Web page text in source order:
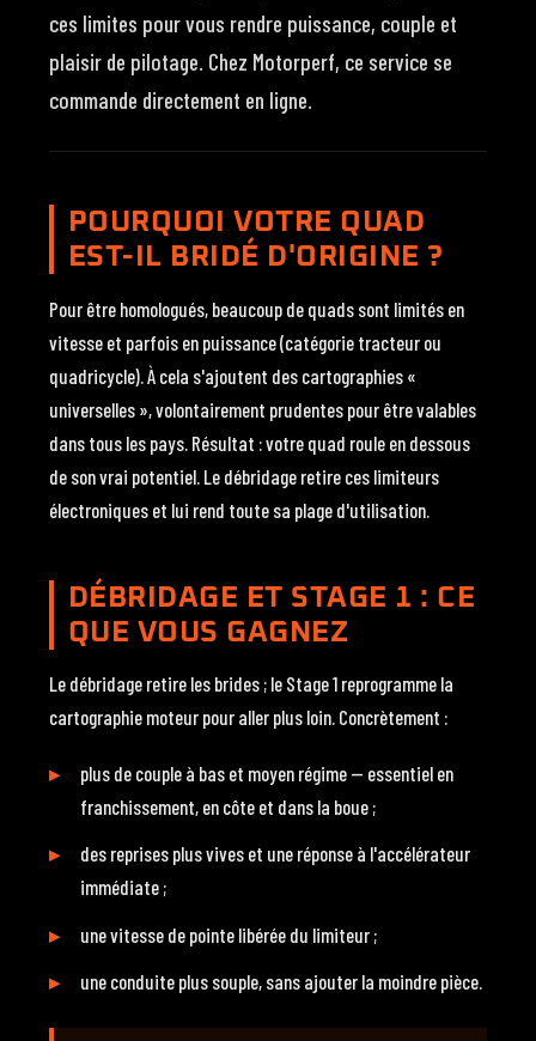
ces limites pour vous rendre puissance, couple et
plaisir de pilotage. Chez Motorperf, ce service se
commande directement en ligne.
POURQUOI VOTRE QUAD
EST-IL BRIDÉ D'ORIGINE ?
Pour être homologués, beaucoup de quads sont limités en
vitesse et parfois en puissance (catégorie tracteur ou
quadricycle). À cela s'ajoutent des cartographies «
universelles », volontairement prudentes pour être valables
dans tous les pays. Résultat : votre quad roule en dessous
de son vrai potentiel. Le débridage retire ces limiteurs
électroniques et lui rend toute sa plage d'utilisation.
DÉBRIDAGE ET STAGE 1 : CE
QUE VOUS GAGNEZ
Le débridage retire les brides ; le Stage 1 reprogramme la
cartographie moteur pour aller plus loin. Concrètement :
plus de couple à bas et moyen régime — essentiel en
franchissement, en côte et dans la boue ;
des reprises plus vives et une réponse à l'accélérateur
immédiate ;
une vitesse de pointe libérée du limiteur ;
une conduite plus souple, sans ajouter la moindre pièce.